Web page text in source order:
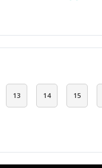
13 14 15